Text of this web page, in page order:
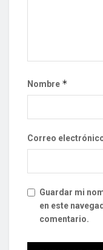
Nombre *
Correo
Guardar mi
en este
comentario.